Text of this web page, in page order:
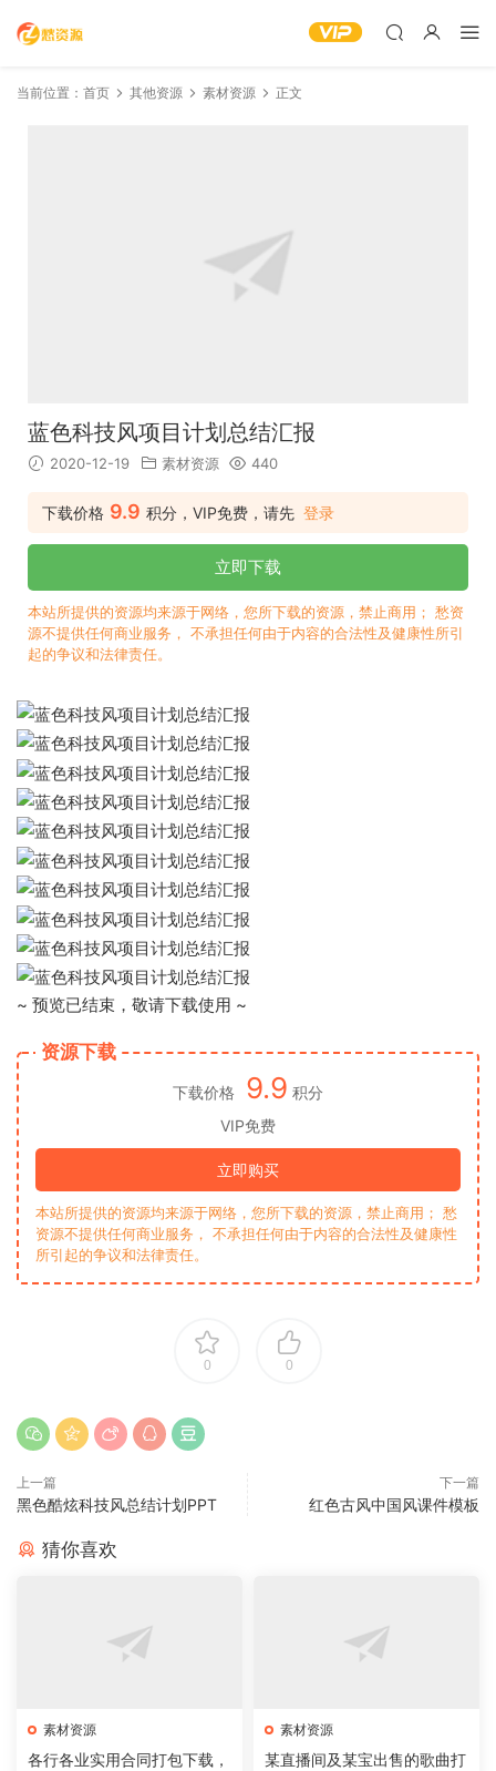
当前位置： 首页 其他资源 素材资源 正文
蓝色科技风项目计划总结汇报
2020-12-19 素材资源 440
下载价格 9.9 积分，VIP免费，请先 登录
立即下载
本站所提供的资源均来源于网络，您所下载的资源，禁止商用； 愁资
源不提供任何商业服务， 不承担任何由于内容的合法性及健康性所引
起的争议和法律责任。
~ 预览已结束，敬请下载使用 ~
资源下载
下载价格 9.9 积分
VIP免费
立即购买
本站所提供的资源均来源于网络，您所下载的资源，禁止商用； 愁
资源不提供任何商业服务， 不承担任何由于内容的合法性及健康性
所引起的争议和法律责任。
0 0
上一篇
黑色酷炫科技风总结计划PPT
下一篇
红色古风中国风课件模板
猜你喜欢
素材资源
各行各业实用合同打包下载，
素材资源
某直播间及某宝出售的歌曲打